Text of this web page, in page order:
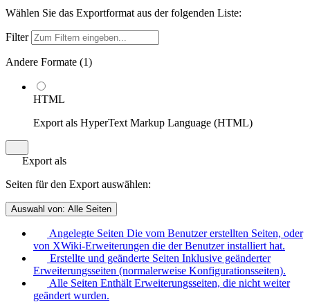
Wählen Sie das Exportformat aus der folgenden Liste:
Filter
Andere Formate (1)
HTML
Export als HyperText Markup Language (HTML)
Export als
Seiten für den Export auswählen:
Auswahl von: Alle Seiten
Angelegte Seiten Die vom Benutzer erstellten Seiten, oder
von XWiki-Erweiterungen die der Benutzer installiert hat.
Erstellte und geänderte Seiten Inklusive geänderter
Erweiterungsseiten (normalerweise Konfigurationsseiten).
Alle Seiten Enthält Erweiterungsseiten, die nicht weiter
geändert wurden.